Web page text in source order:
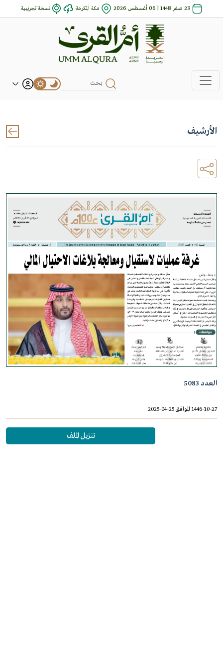
23 صفر 1448 | 06 أغسطس 2026 مكة المكرمة نسخة تجريبية
الأرشيف
العدد 5083
1446-10-27 الموافق 25-04-2025
تنزيل الملف